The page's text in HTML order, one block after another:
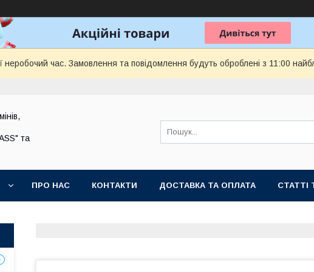
неробочий час. Замовлення та повідомлення будуть оброблені з 11:00
та
ПРО НАС КОНТАКТИ ДОСТАВКА ТА ОПЛАТА СТАТТІ